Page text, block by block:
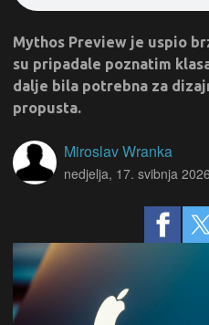
Mythos Preview je uspio
su pripadale poznatim
dalje bila potrebna za
propusta.
Miroslav Wranka
nedjelja, 17. svibnja